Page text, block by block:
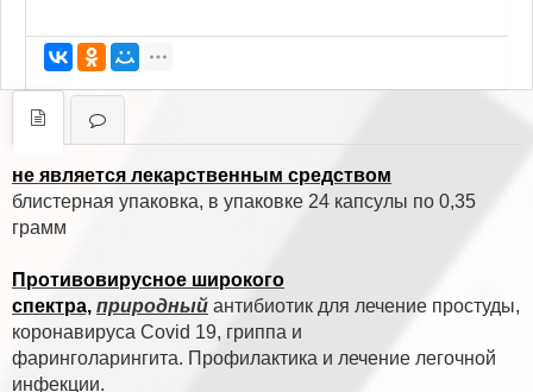
не является лекарственным средством
блистерная упаковка, в упаковке 24 капсулы по 0,35
грамм
Противовирусное широкого
спектра, природный антибиотик для лечение простуды,
коронавируса Covid 19, гриппа и
фаринголарингита. Профилактика и лечение легочной
инфекции.